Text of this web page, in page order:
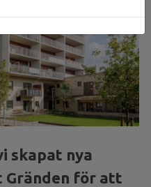
skapat nya
för att